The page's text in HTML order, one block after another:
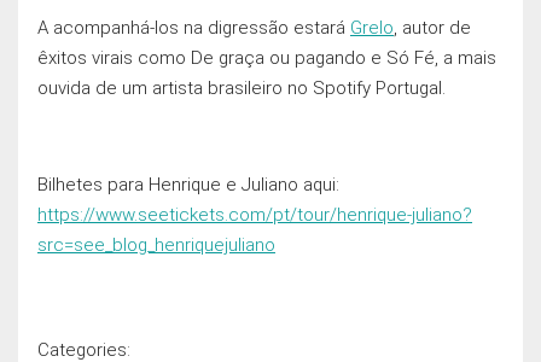
A acompanhá-los na digressão estará Grelo , autor de
êxitos virais como De graça ou pagando e Só Fé, a mais
ouvida de um artista brasileiro no Spotify Portugal.
Bilhetes para Henrique e Juliano aqui:
https://www.seetickets.com/pt/tour/henrique-juliano?
src=see_blog_henriquejuliano
Categories: